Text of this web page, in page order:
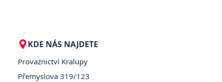
KDE NÁS NAJDETE
Provaznictví Kralupy
Přemyslova 319/123